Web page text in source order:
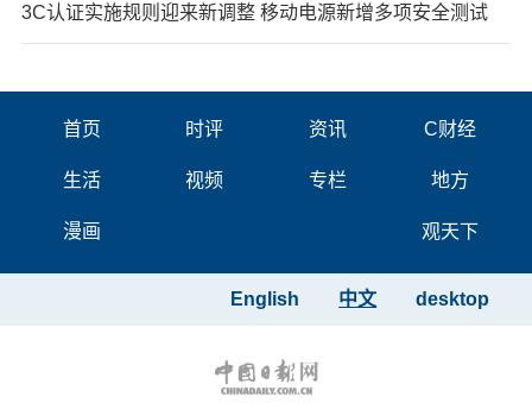
3C认证实施规则迎来新调整 移动电源新增多项安全测试
首页 时评 资讯 C财经
生活 视频 专栏 地方
漫画 观天下
desktop
中文
English